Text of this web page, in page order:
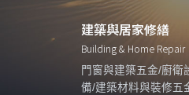
建築與居家修繕
Building & Home Repair
門窗與建築五金/廚衛
備/建築材料與裝修五